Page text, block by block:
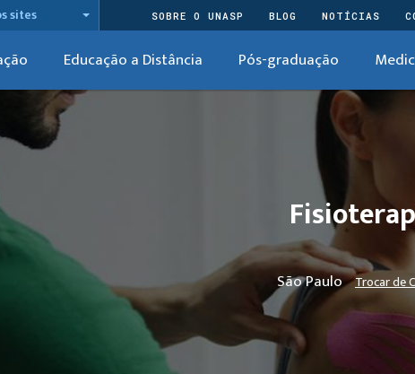
sites SOBRE O UNASP BLOG NOTÍCIAS
Educação a Distância Pós-graduação
São Paulo Trocar de